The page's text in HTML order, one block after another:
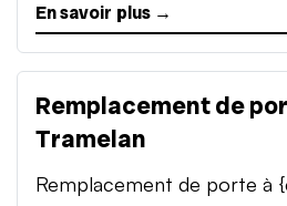
En savoir plus →
Remplacement de
Tramelan
Remplacement de porte à